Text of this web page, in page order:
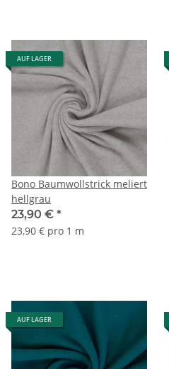
AUF LAGER
Bono Baumwollstrick meliert
hellgrau
23,90 € *
23,90 € pro 1 m
AUF LAGER